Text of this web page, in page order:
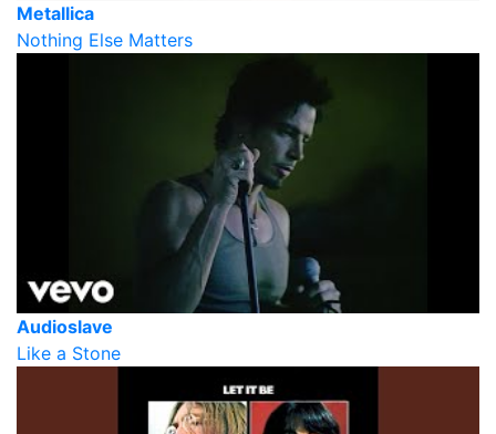
Metallica
Nothing Else Matters
Audioslave
Like a Stone